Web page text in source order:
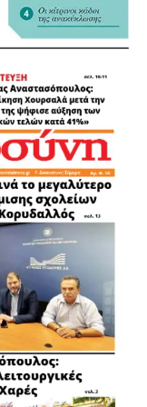
σήμερα εδώ για
προβλήματα.
καθαρότητα τι
και τι
λόγο ακόμη
που